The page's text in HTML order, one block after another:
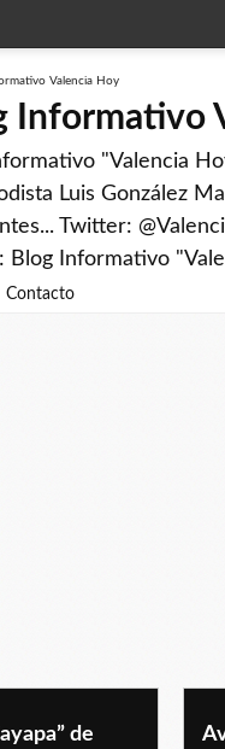
Informativo
"Valencia
Luis González
Twitter:
Blog Informativo
Contacto
de